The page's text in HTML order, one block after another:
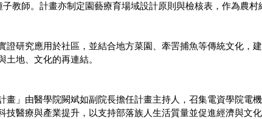
教師。計畫亦制定園藝療育場域設計原則與檢核表，作為農
證研究應用於社區，並結合地方菜園、牽罟捕魚等傳統文化，
地、文化的再連結。
畫」由醫學院闕斌如副院長擔任計畫主持人，召集電資學院電
醫療與產業提升，以支持部落族人生活質量並促進經濟與文化